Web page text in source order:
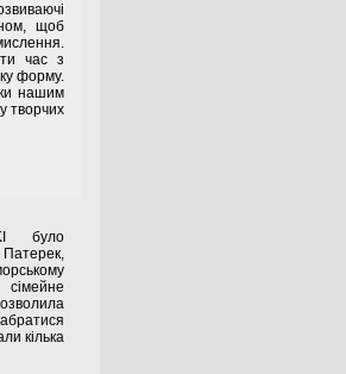
щоб
час з
форму.
нашим
творчих
було
кілька